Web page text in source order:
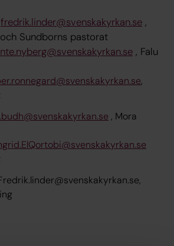
fredrik.linder@svenskakyrkan.se ,
Sundborns pastorat
, Falu
​,
, Mora